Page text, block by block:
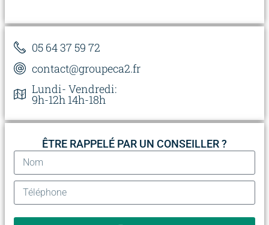
05 64 37 59 72
contact@groupeca2.fr
Lundi- Vendredi:
9h-12h 14h-18h
ÊTRE RAPPELÉ PAR UN CONSEILLER ?